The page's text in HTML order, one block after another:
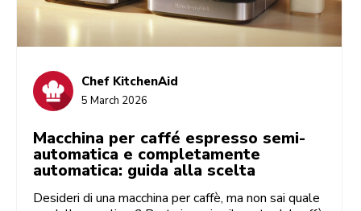
Chef KitchenAid
5 March 2026
Macchina per caffé espresso semi-
automatica e completamente
automatica: guida alla scelta
Desideri di una macchina per caffè, ma non sai quale